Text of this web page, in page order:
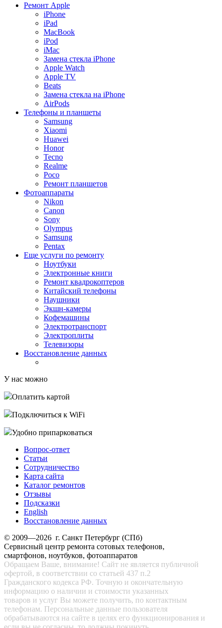
Ремонт Apple
iPhone
iPad
MacBook
iPod
iMac
Замена стекла iPhone
Apple Watch
Apple TV
Beats
Замена стекла на iPhone
AirPods
Телефоны и планшеты
Samsung
Xiaomi
Huawei
Honor
Tecno
Realme
Poco
Ремонт планшетов
Фотоаппараты
Nikon
Canon
Sony
Olympus
Samsung
Pentax
Еще услуги по ремонту
Ноутбуки
Электронные книги
Ремонт квадрокоптеров
Китайский телефоны
Наушники
Экшн-камеры
Кофемашины
Электротранспорт
Электроплиты
Телевизоры
Восстановление данных
У нас можно
Оплатить картой
Подключиться к WiFi
Удобно припарковаться
Вопрос-ответ
Статьи
Сотрудничество
Карта сайта
Каталог ремонтов
Отзывы
Подсказки
English
Восстановление данных
© 2009—2026 г. Санкт Петербург (СПб)
Сервисный центр ремонта сотовых телефонов,
смартфонов, ноутбуков, фотоаппаратов
Обращаем Ваше, внимание! Сайт не является публичной
офертой, в соответствии со статьей 437 п.2
Гражданского кодекса РФ. Точную и окончательную
информацию о наличии и стоимости указанных
товаров и услуг Вы можете получить, по контактным
телефонам. Персональные данные пользователя
обрабатываются на сайте в целях его функционирования и